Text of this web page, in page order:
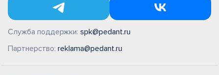
Служба поддержки: spk@pedant.ru
Партнерство: reklama@pedant.ru